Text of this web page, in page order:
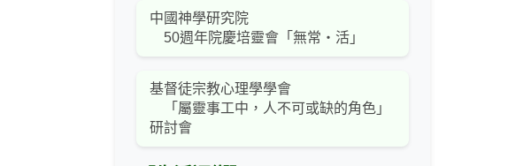
中國神學研究院
50週年院慶培靈會「無常‧活」
基督徒宗教心理學學會
「屬靈事工中，人不可或缺的角色」
研討會